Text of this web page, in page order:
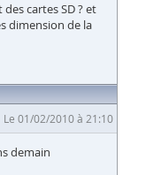
cartes SD ? et
dimension de la
Le 01/02/2010 à 21:10
demain